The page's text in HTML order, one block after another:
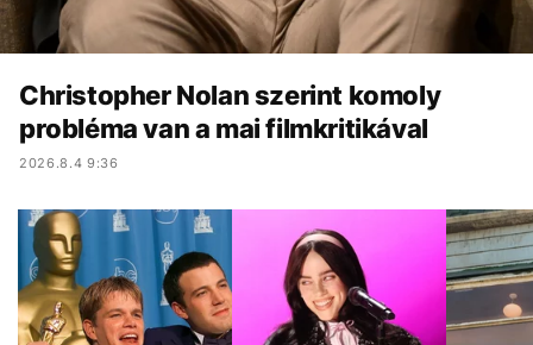
Christopher Nolan szerint komoly
probléma van a mai filmkritikával
2026.8.4 9:36